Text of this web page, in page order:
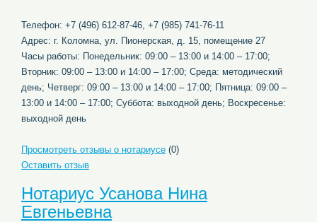
Телефон: +7 (496) 612-87-46, +7 (985) 741-76-11
Адрес: г. Коломна, ул. Пионерская, д. 15, помещение 27
Часы работы: Понедельник: 09:00 – 13:00 и 14:00 – 17:00;
Вторник: 09:00 – 13:00 и 14:00 – 17:00; Среда: методический
день; Четверг: 09:00 – 13:00 и 14:00 – 17:00; Пятница: 09:00 –
13:00 и 14:00 – 17:00; Суббота: выходной день; Воскресенье:
выходной день
Просмотреть отзывы о нотариусе (0)
Оставить отзыв
Нотариус Усанова Нина
Евгеньевна